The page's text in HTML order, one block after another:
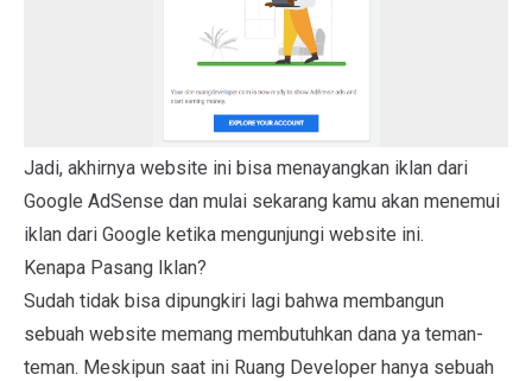
Jadi, akhirnya website ini bisa menayangkan iklan dari
Google AdSense dan mulai sekarang kamu akan menemui
iklan dari Google ketika mengunjungi website ini.
Kenapa Pasang Iklan?
Sudah tidak bisa dipungkiri lagi bahwa membangun
sebuah website memang membutuhkan dana ya teman-
teman. Meskipun saat ini Ruang Developer hanya sebuah